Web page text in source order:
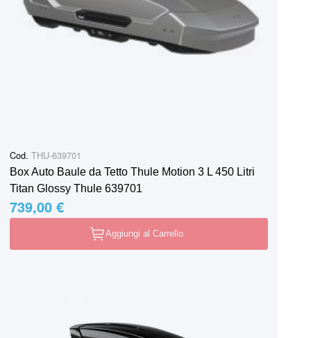
Cod. THU-639701
Box Auto Baule da Tetto Thule Motion 3 L 450 Litri
Titan Glossy Thule 639701
739,00 €
Aggiungi al Carrello